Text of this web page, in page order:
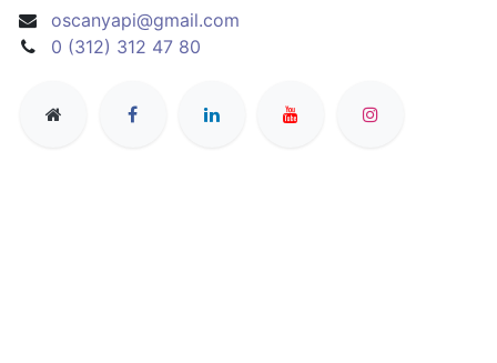
oscanyapi@gmail.com
0 (312) 312 47 80